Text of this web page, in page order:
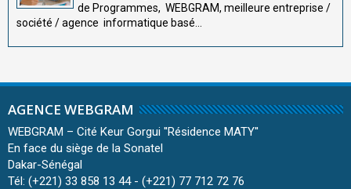
de Programmes, WEBGRAM, meilleure entreprise /
société / agence informatique basé...
AGENCE WEBGRAM
WEBGRAM – Cité Keur Gorgui ''Résidence MATY''
En face du siège de la Sonatel
Dakar-Sénégal
Tél: (+221) 33 858 13 44 - (+221) 77 712 72 76